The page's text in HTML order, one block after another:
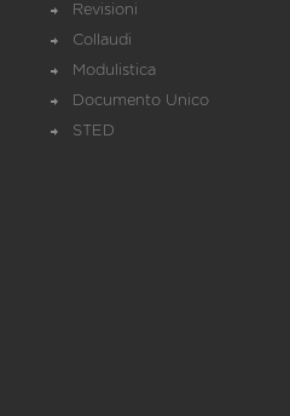
Revisioni
Collaudi
Modulistica
Documento Unico
STED